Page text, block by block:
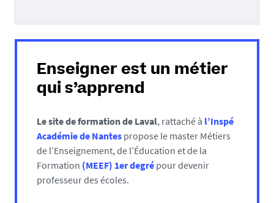
Enseigner est un métier
qui s’apprend
Le site de formation de Laval, rattaché à l’Inspé
Académie de Nantes propose le master Métiers
de l’Enseignement, de l’Éducation et de la
Formation (MEEF) 1er degré pour devenir
professeur des écoles.